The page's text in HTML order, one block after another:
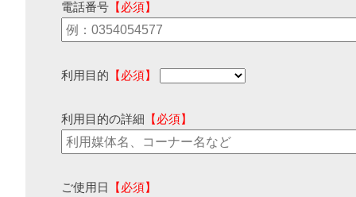
電話番号 【必須】
利用目的 【必須】
利用目的の詳細 【必須】
ご使用日 【必須】